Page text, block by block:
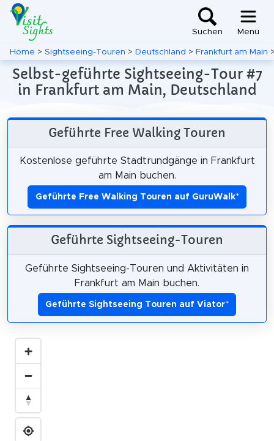
Suchen Menü
Home > Sightseeing-Touren > Deutschland > Frankfurt am Main
Selbst-geführte Sightseeing-Tour #7
in Frankfurt am Main, Deutschland
Geführte Free Walking Touren
Kostenlose geführte Stadtrundgänge in Frankfurt
am Main buchen.
Geführte Free Walking Touren auf GuruWalk*
Geführte Sightseeing-Touren
Geführte Sightseeing-Touren und Aktivitäten in
Frankfurt am Main buchen.
Geführte Sightseeing Touren auf Viator*